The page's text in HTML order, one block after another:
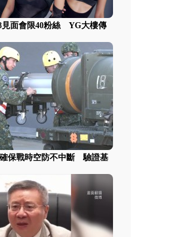
見面會限40粉絲 YG大樓傳
保戰時空防不中斷 驗證基